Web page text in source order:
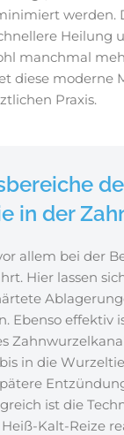
werden.
Heilung
manchmal
diese moderne
Praxis.
in der
allem bei der
Hier lassen
Ebenso effektiv
in die
ist die
Kalt-Reize